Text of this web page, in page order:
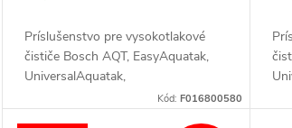
Príslušenstvo pre vysokotlakové
čističe Bosch AQT, EasyAquatak,
UniversalAquatak,
Kód:F016800580